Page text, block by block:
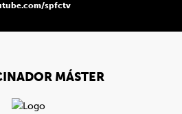
spfctv
MÁSTER